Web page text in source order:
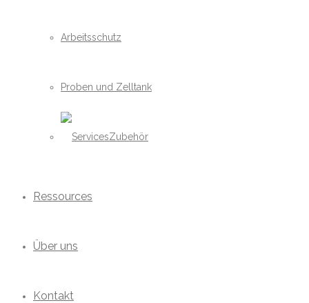
Arbeitsschutz
Proben und Zelltank
Zubehör
Ressources
Über uns
Kontakt